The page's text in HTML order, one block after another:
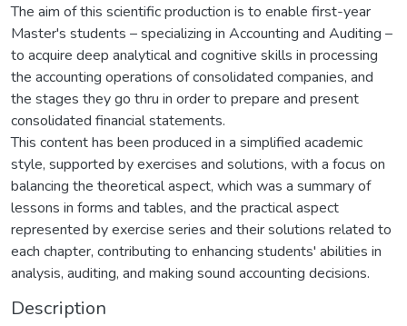
The aim of this scientific production is to enable first-year
Master's students – specializing in Accounting and Auditing –
to acquire deep analytical and cognitive skills in processing
the accounting operations of consolidated companies, and
the stages they go thru in order to prepare and present
consolidated financial statements.
This content has been produced in a simplified academic
style, supported by exercises and solutions, with a focus on
balancing the theoretical aspect, which was a summary of
lessons in forms and tables, and the practical aspect
represented by exercise series and their solutions related to
each chapter, contributing to enhancing students' abilities in
analysis, auditing, and making sound accounting decisions.
Description